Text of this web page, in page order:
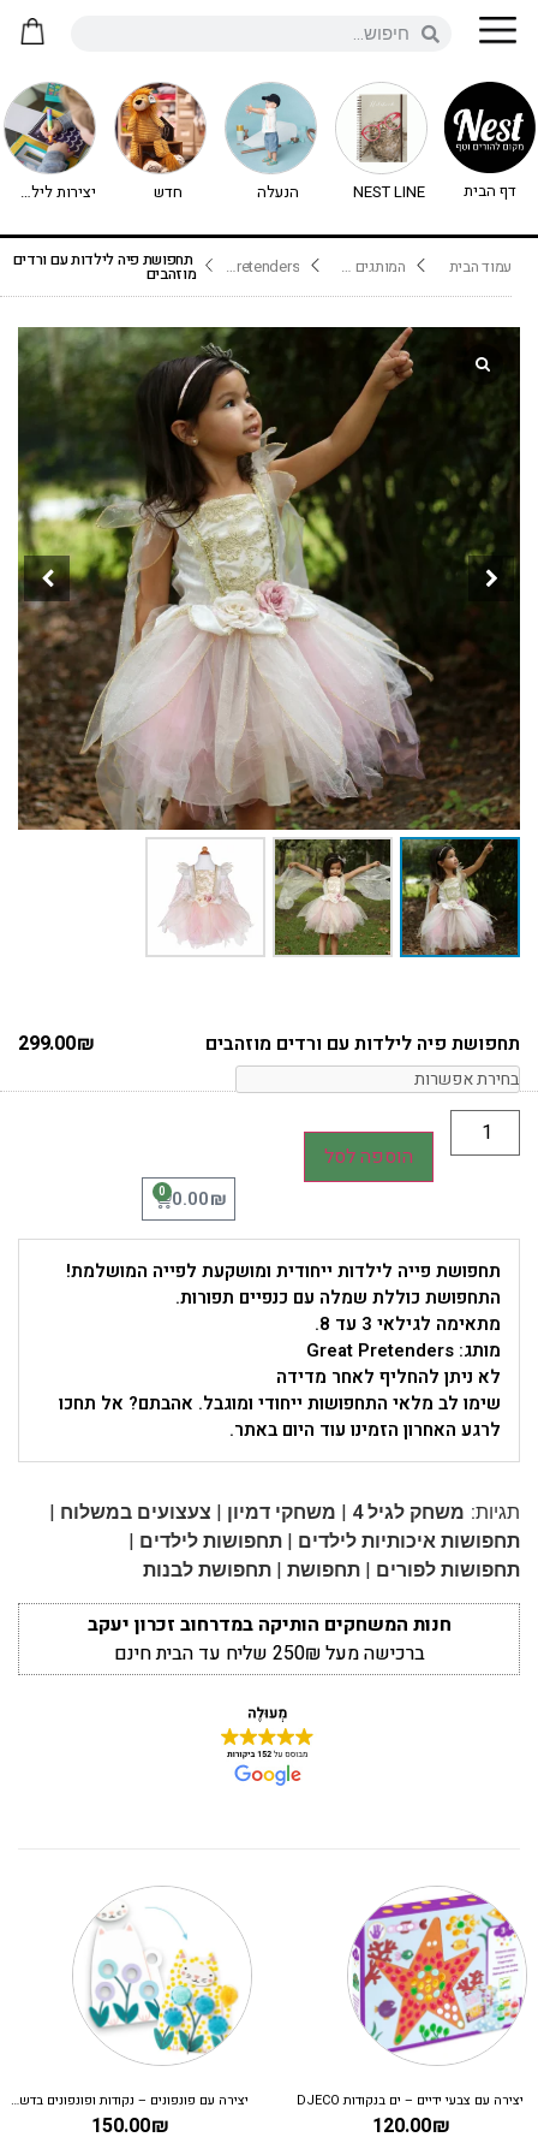
דף הבית NEST LINE הנעלה חדש יצירות לילדים - יצירה לילדים
עמוד הבית המותגים שלנו Great Pretenders תחפושת פיה לילדות עם ורדים
מוזהבים
תחפושת פיה לילדות עם ורדים מוזהבים 299.00₪
הוספה לסל
0.00₪
0
תחפושת פייה לילדות ייחודית ומושקעת לפייה המושלמת!
התחפושת כוללת שמלה עם כנפיים תפורות.
מתאימה לגילאי 3 עד 8.
מותג: Great Pretenders
לא ניתן להחליף לאחר מדידה
שימו לב מלאי התחפושות ייחודי ומוגבל. אהבתם? אל תחכו
לרגע האחרון הזמינו עוד היום באתר.
תגיות: משחק לגיל 4 | משחקי דמיון | צעצועים במשלוח |
תחפושות איכותיות לילדים | תחפושות לילדים |
תחפושות לפורים | תחפושת | תחפושת לבנות
חנות המשחקים הותיקה במדרחוב זכרון יעקב
ברכישה מעל 250₪ שליח עד הבית חינם
יצירה עם צבעי ידיים – ים בנקודות DJECO
120.00₪
יצירה עם פונפונים – נקודות ופונפונים בדשא DJECO
150.00₪